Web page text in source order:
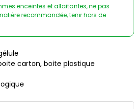
enceintes et allaitantes, ne pas
recommandée, tenir hors de
carton, boite plastique